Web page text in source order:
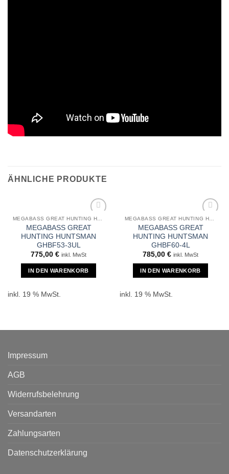
ÄHNLICHE PRODUKTE
MEGABASS GREAT
HUNTING HUNTSMAN
GHBF53-3UL
775,00 € inkl. MwSt
IN DEN WARENKORB
inkl. 19 % MwSt.
MEGABASS GREAT
HUNTING HUNTSMAN
GHBF60-4L
785,00 € inkl. MwSt
IN DEN WARENKORB
inkl. 19 % MwSt.
Impressum
AGB
Widerrufsbelehrung
Versandarten
Zahlungsarten
Datenschutzerklärung